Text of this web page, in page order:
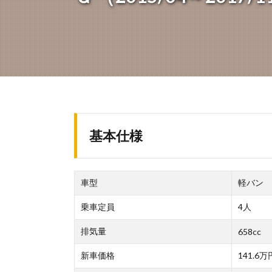
基本仕様
車型 軽バン
乗車定員 4人
排気量 658cc
新車価格 141.6万